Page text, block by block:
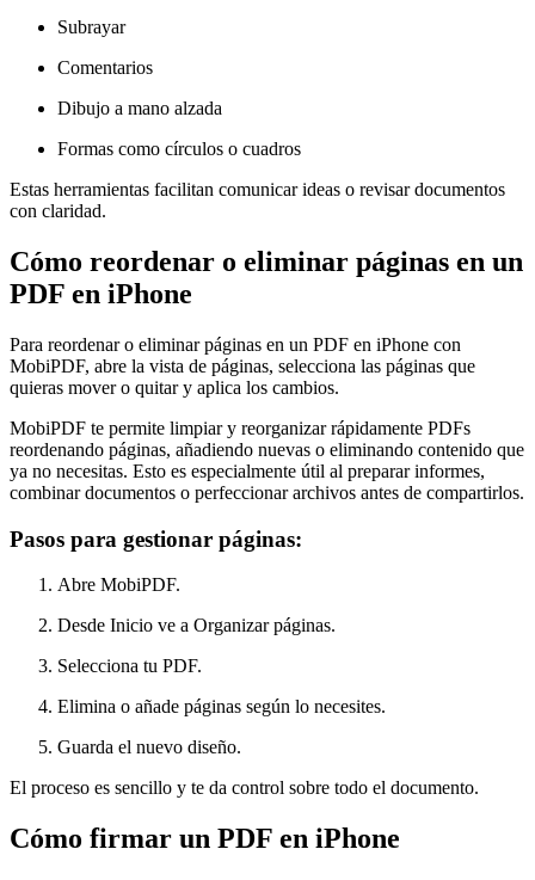
Subrayar
Comentarios
Dibujo a mano alzada
Formas como círculos o cuadros
Estas herramientas facilitan comunicar ideas o revisar documentos
con claridad.
Cómo reordenar o eliminar páginas en un
PDF en iPhone
Para reordenar o eliminar páginas en un PDF en iPhone con
MobiPDF, abre la vista de páginas, selecciona las páginas que
quieras mover o quitar y aplica los cambios.
MobiPDF te permite limpiar y reorganizar rápidamente PDFs
reordenando páginas, añadiendo nuevas o eliminando contenido que
ya no necesitas. Esto es especialmente útil al preparar informes,
combinar documentos o perfeccionar archivos antes de compartirlos.
Pasos para gestionar páginas:
Abre MobiPDF.
Desde Inicio ve a Organizar páginas.
Selecciona tu PDF.
Elimina o añade páginas según lo necesites.
Guarda el nuevo diseño.
El proceso es sencillo y te da control sobre todo el documento.
Cómo firmar un PDF en iPhone